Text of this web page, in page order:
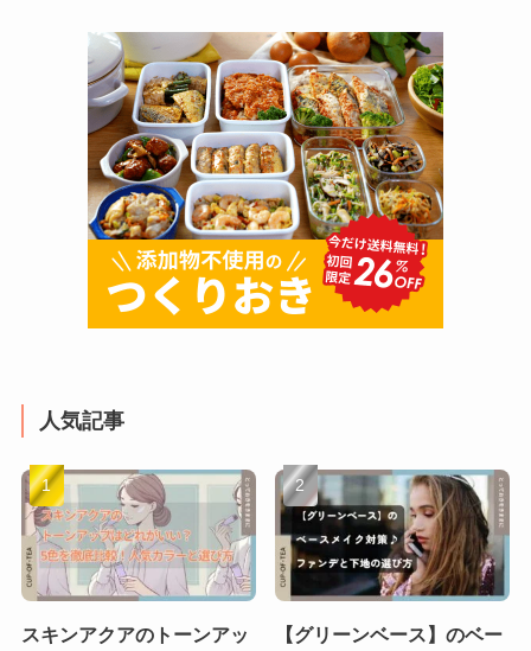
人気記事
スキンアクアのトーンアッ
【グリーンベース】のベー